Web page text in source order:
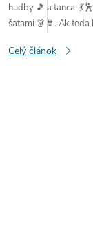
hudby 🎵 a tanca. 💃🕺
šatami 👗👙. Ak teda
návštevu nášho e-
Celý článok